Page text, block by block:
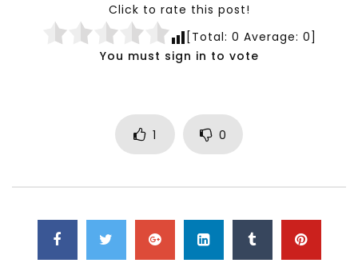
Click to rate this post!
[Total: 0 Average: 0]
You must sign in to vote
1 0